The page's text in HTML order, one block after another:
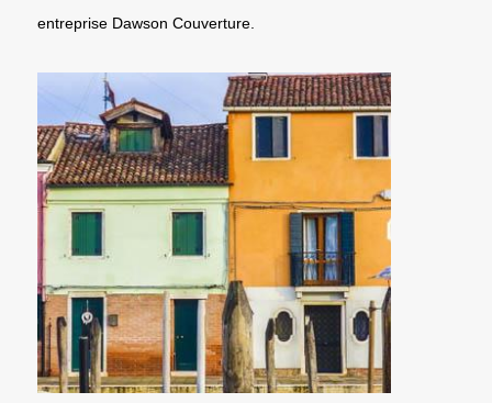
entreprise Dawson Couverture.